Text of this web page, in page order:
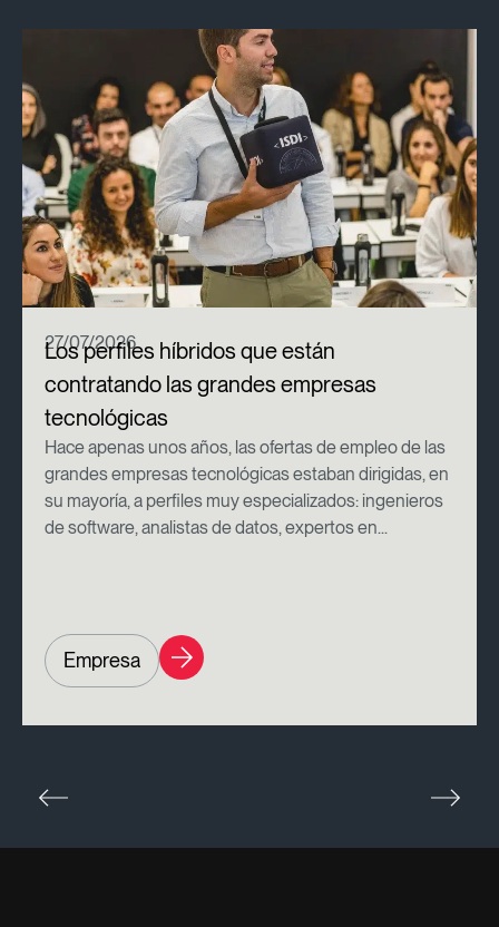
27/07/2026
Los perfiles híbridos que están
contratando las grandes empresas
tecnológicas
Hace apenas unos años, las ofertas de empleo de las
grandes empresas tecnológicas estaban dirigidas, en
su mayoría, a perfiles muy especializados: ingenieros
de software, analistas de datos, expertos en...
Empresa